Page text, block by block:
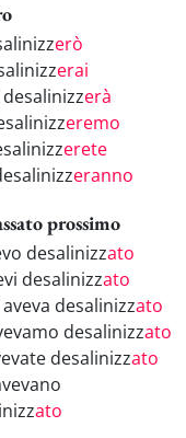
erò
erai
erà
eremo
erete
eranno
prossimo
desalinizzato
desalinizzato
desalinizzato
desalinizzato
desalinizzato
ato